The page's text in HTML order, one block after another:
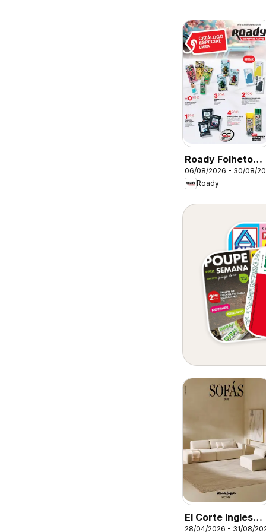
Roady Folheto
Limpeza
06/08/2026 - 30/08/
Roady
El Corte Ingles
28/04/2026 - 31/08/